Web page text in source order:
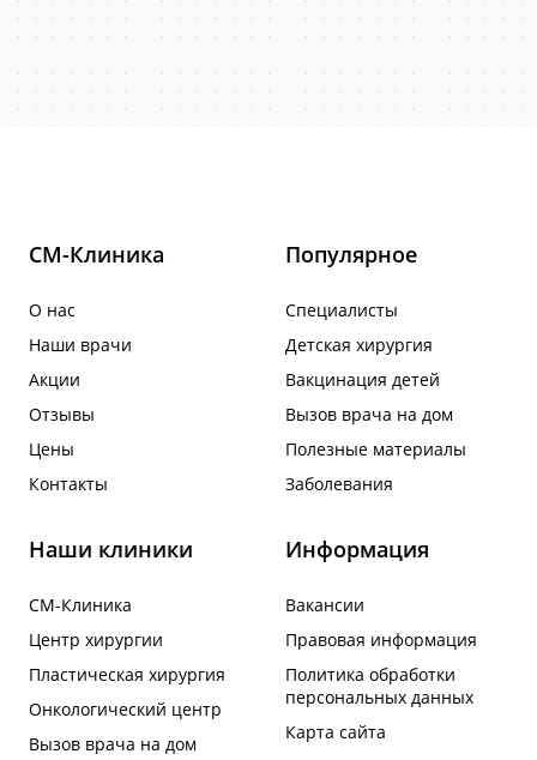
СМ-Клиника
О нас
Наши врачи
Акции
Отзывы
Цены
Контакты
Популярное
Специалисты
Детская хирургия
Вакцинация детей
Вызов врача на дом
Полезные материалы
Заболевания
Наши клиники
СМ-Клиника
Центр хирургии
Пластическая хирургия
Онкологический центр
Вызов врача на дом
Информация
Вакансии
Правовая информация
Политика обработки
персональных данных
Карта сайта